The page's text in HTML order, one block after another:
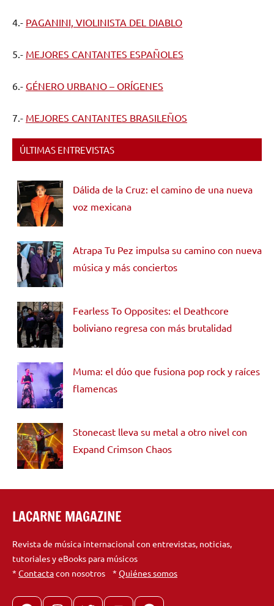
4.- PAGANINI, VIOLINISTA DEL DIABLO
5.- MEJORES CANTANTES ESPAÑOLES
6.- GÉNERO URBANO – ORÍGENES
7.- MEJORES CANTANTES BRASILEÑOS
ÚLTIMAS ENTREVISTAS
Dálida de la Cruz: el camino de una nueva
voz mexicana
Atrapa Tu Pez impulsa su camino con nueva
música y más conciertos
Fearless To Opposites: el Deathcore
boliviano regresa con más brutalidad
Muma: el dúo que fusiona pop rock y raíces
flamencas
Stonecast lleva su metal a otro nivel con
Expand Crimson Chaos
LACARNE MAGAZINE
Revista de música internacional con entrevistas, noticias,
tutoriales y eBooks para músicos
* Contactacon nosotros * Quiénes somos